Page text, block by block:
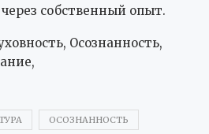
собственный опыт.
Осознанность,
ОСОЗНАННОСТЬ